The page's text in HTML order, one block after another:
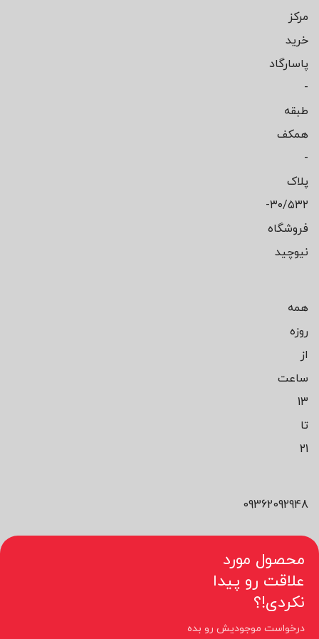
مرکز
خرید
پاسارگاد
-
طبقه
همکف
-
پلاک
۳۰/۵۳۲-
فروشگاه
نیوچید
همه
روزه
از
ساعت
13
تا
21
09362092948
محصول مورد
علاقت رو پیدا
نکردی!؟
درخواست موجودیش رو بده